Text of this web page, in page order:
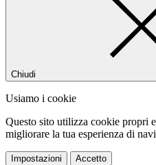
Chiudi
Usiamo i cookie
Questo sito utilizza cookie propri
migliorare la tua esperienza di
Impostazioni Accetto